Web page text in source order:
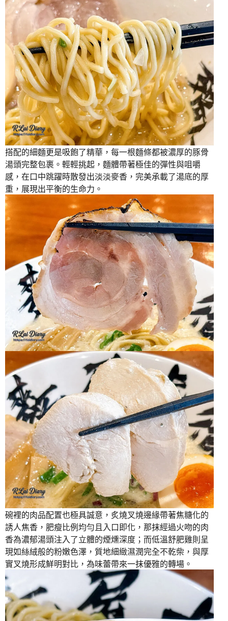
搭配的細麵更是吸飽了精華，每一根麵條都被濃厚的豚骨
湯頭完整包裹。輕輕挑起，麵體帶著極佳的彈性與咀嚼
感，在口中跳躍時散發出淡淡麥香，完美承載了湯底的厚
重，展現出平衡的生命力。
碗裡的肉品配置也極具誠意，炙燒叉燒邊緣帶著焦糖化的
誘人焦香，肥瘦比例均勻且入口即化，那抹經過火吻的肉
香為濃郁湯頭注入了立體的煙燻深度；而低溫舒肥雞則呈
現如絲絨般的粉嫩色澤，質地細緻濕潤完全不乾柴，與厚
實叉燒形成鮮明對比，為味蕾帶來一抹優雅的轉場。